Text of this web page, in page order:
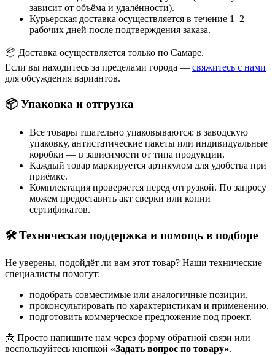
зависит от объёма и удалённости).
Курьерская доставка осуществляется в течение 1–2
рабочих дней после подтверждения заказа.
📦 Доставка осуществляется только по Самаре.
Если вы находитесь за пределами города — свяжитесь с нами
для обсуждения вариантов.
📦 Упаковка и отгрузка
Все товары тщательно упаковываются: в заводскую
упаковку, антистатические пакеты или индивидуальные
коробки — в зависимости от типа продукции.
Каждый товар маркируется артикулом для удобства при
приёмке.
Комплектация проверяется перед отгрузкой. По запросу
можем предоставить акт сверки или копии
сертификатов.
🛠 Техническая поддержка и помощь в подборе
Не уверены, подойдёт ли вам этот товар? Наши технические
специалисты помогут:
подобрать совместимые или аналогичные позиции,
проконсультировать по характеристикам и применению,
подготовить коммерческое предложение под проект.
📩 Просто напишите нам через форму обратной связи или
воспользуйтесь кнопкой «Задать вопрос по товару».